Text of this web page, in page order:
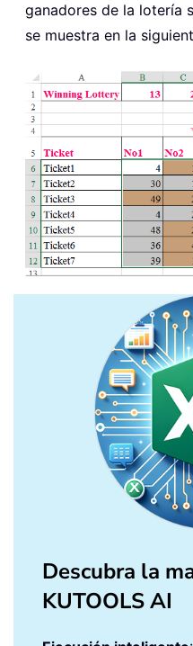
ganadores de la lotería
se muestra en la
Descubra la
KUTOOLS AI